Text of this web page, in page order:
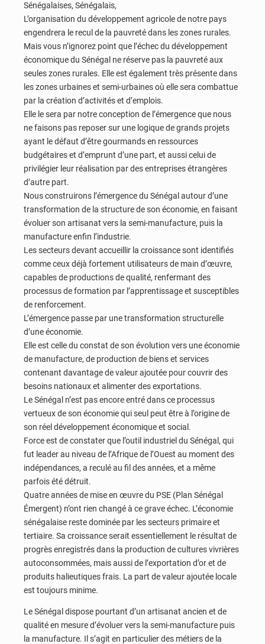
Sénégalaises, Sénégalais,
L’organisation du développement agricole de notre pays
engendrera le recul de la pauvreté dans les zones rurales.
Mais vous n’ignorez point que l’échec du développement
économique du Sénégal ne réserve pas la pauvreté aux
seules zones rurales. Elle est également très présente dans
les zones urbaines et semi-urbaines où elle sera combattue
par la création d’activités et d’emplois.
Elle le sera par notre conception de l’émergence que nous
ne faisons pas reposer sur une logique de grands projets
ayant le défaut d’être gourmands en ressources
budgétaires et d’emprunt d’une part, et aussi celui de
privilégier leur réalisation par des entreprises étrangères
d’autre part.
Nous construirons l’émergence du Sénégal autour d’une
transformation de la structure de son économie, en faisant
évoluer son artisanat vers la semi-manufacture, puis la
manufacture enfin l’industrie.
Les secteurs devant accueillir la croissance sont identifiés
comme ceux déjà fortement utilisateurs de main d’œuvre,
capables de productions de qualité, renfermant des
processus de formation par l’apprentissage et susceptibles
de renforcement.
L’émergence passe par une transformation structurelle
d’une économie.
Elle est celle du constat de son évolution vers une économie
de manufacture, de production de biens et services
contenant davantage de valeur ajoutée pour couvrir des
besoins nationaux et alimenter des exportations.
Le Sénégal n’est pas encore entré dans ce processus
vertueux de son économie qui seul peut être à l’origine de
son réel développement économique et social.
Force est de constater que l’outil industriel du Sénégal, qui
fut leader au niveau de l’Afrique de l’Ouest au moment des
indépendances, a reculé au fil des années, et a même
parfois été détruit.
Quatre années de mise en œuvre du PSE (Plan Sénégal
Émergent) n’ont rien changé à ce grave échec. L’économie
sénégalaise reste dominée par les secteurs primaire et
tertiaire. Sa croissance serait essentiellement le résultat de
progrès enregistrés dans la production de cultures vivrières
autoconsommées, mais aussi de l’exportation d’or et de
produits halieutiques frais. La part de valeur ajoutée locale
est toujours minime.
Le Sénégal dispose pourtant d’un artisanat ancien et de
qualité en mesure d’évoluer vers la semi-manufacture puis
la manufacture. Il s’agit en particulier des métiers de la